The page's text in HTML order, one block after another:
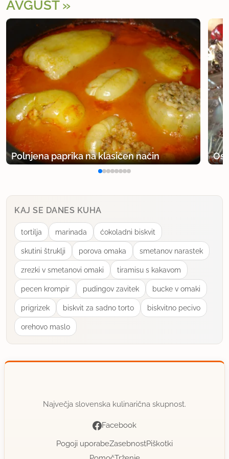
AVGUST
Polnjena paprika na klasičen način
KAJ SE DANES KUHA
tortilja marinada ćokoladni biskvit
skutini štruklji porova omaka smetanov narastek
zrezki v smetanovi omaki tiramisu s kakavom
pecen krompir pudingov zavitek bucke v omaki
prigrizek biskvit za sadno torto biskvitno pecivo
orehovo maslo
Največja slovenska kulinarična skupnost.
Facebook
Pogoji uporabeZasebnostPiškotki